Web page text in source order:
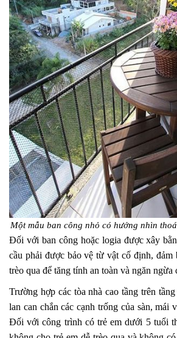
Một mẫu ban công nhỏ có hướng nhìn
Đối với ban công hoặc logia được xây
cầu phải được bảo vệ từ vật cố định, đảm
trèo qua để tăng tính an toàn và ngăn ngừa
Trường hợp các tòa nhà cao tầng trên
lan can chắn các cạnh trống của sàn, mái
Đối với công trình có trẻ em dưới 5 tuổi